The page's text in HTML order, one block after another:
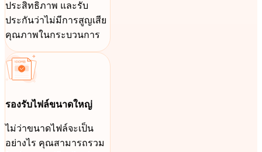
ประสิทธิภาพ และรับ
ประกันว่าไม่มีการสูญเสีย
คุณภาพในกระบวนการ
รองรับไฟล์ขนาดใหญ่
ไม่ว่าขนาดไฟล์จะเป็น
อย่างไร คุณสามารถรวม